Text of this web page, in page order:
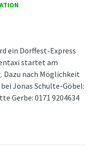
ein Dorffest-Express
startet am
Dazu nach Möglichkeit
bei Jonas Schulte-Göbel:
Gerbe: 0171 9204634